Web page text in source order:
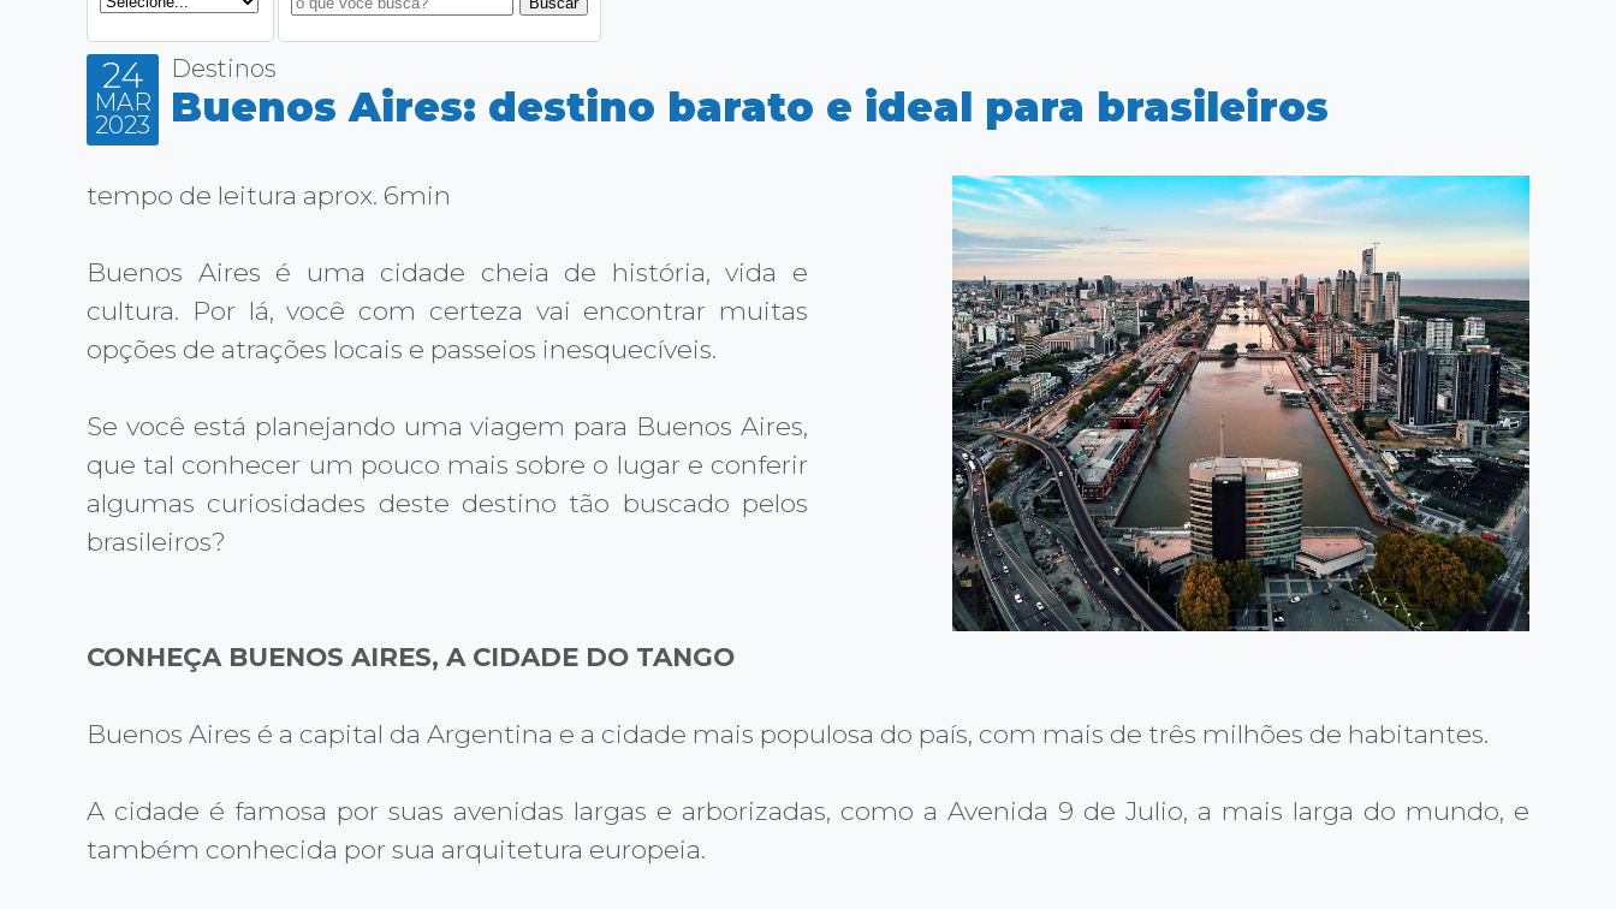
24
MAR
2023
Destinos
Buenos Aires: destino barato e ideal para brasileiros
tempo de leitura aprox. 6min
Buenos Aires é uma cidade cheia de história, vida e
cultura. Por lá, você com certeza vai encontrar muitas
opções de atrações locais e passeios inesquecíveis.
Se você está planejando uma viagem para Buenos Aires,
que tal conhecer um pouco mais sobre o lugar e conferir
algumas curiosidades deste destino tão buscado pelos
brasileiros?
CONHEÇA BUENOS AIRES, A CIDADE DO TANGO
Buenos Aires é a capital da Argentina e a cidade mais populosa do país, com mais de três milhões de habitantes.
A cidade é famosa por suas avenidas largas e arborizadas, como a Avenida 9 de Julio, a mais larga do mundo, e
também conhecida por sua arquitetura europeia.